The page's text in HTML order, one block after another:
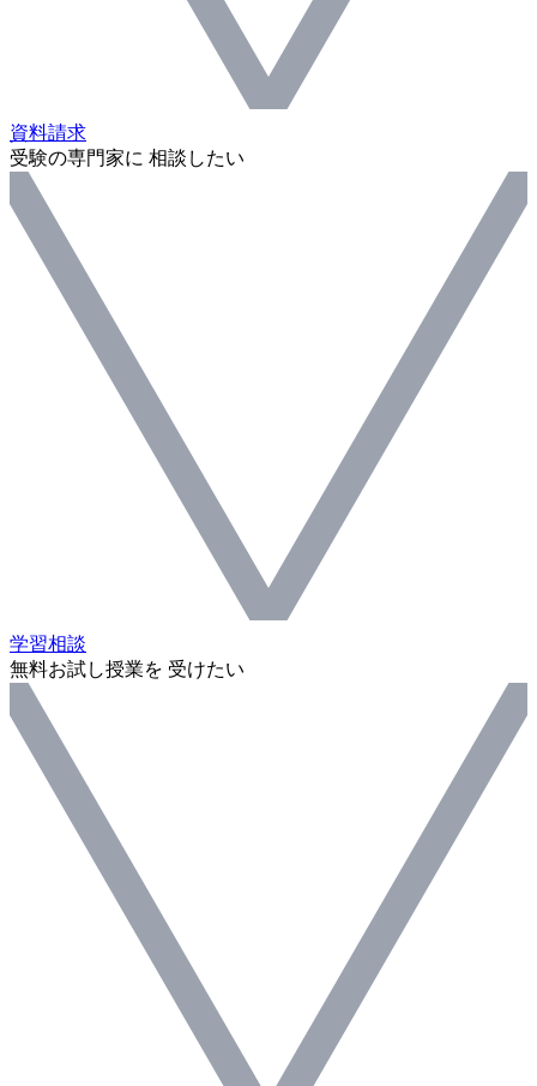
資料請求
受験の専門家に 相談したい
学習相談
無料お試し授業を 受けたい